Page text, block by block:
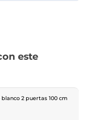
este
2 puertas 100 cm